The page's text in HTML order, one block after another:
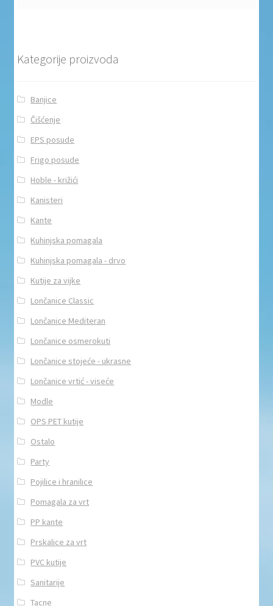
Kategorije proizvoda
Banjice
Čišćenje
EPS posude
Frigo posude
Hoble - križići
Kanisteri
Kante
Kuhinjska pomagala
Kuhinjska pomagala - drvo
Kutije za vijke
Lončanice Classic
Lončanice Mediteran
Lončanice osmerokuti
Lončanice stojeće - ukrasne
Lončanice vrtić - viseće
Modle
OPS PET kutije
Ostalo
Party
Pojilice i hranilice
Pomagala za vrt
PP kante
Prskalice za vrt
PVC kutije
Sanitarije
Tacne